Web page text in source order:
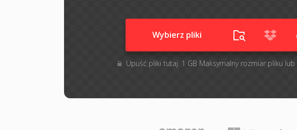
Wybierz pliki
Upuść pliki tutaj. 1 GB Maksymalny rozmiar pliku lub